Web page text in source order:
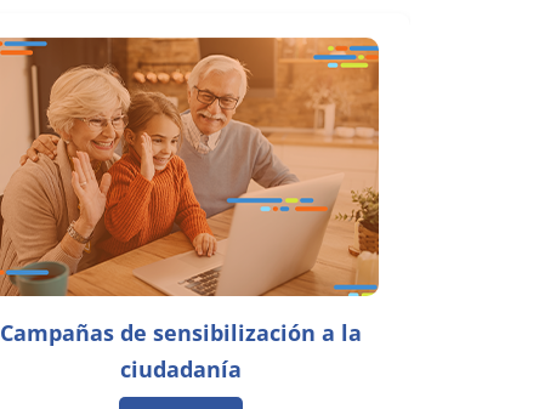
Campañas de sensibilización a la
ciudadanía